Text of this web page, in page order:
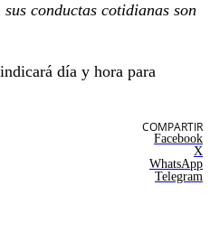
conductas cotidianas son
día y hora para
COMPARTIR
Facebook
X
WhatsApp
Telegram